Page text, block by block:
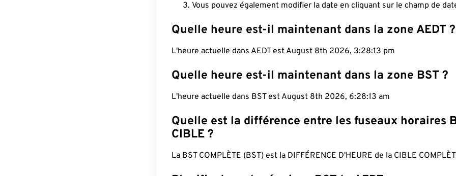
Vous pouvez également modifier la date en cliquant sur le champ de
Quelle heure est-il maintenant dans la zone AEDT ?
L'heure actuelle dans AEDT est August 8th 2026, 3:28:14 pm
Quelle heure est-il maintenant dans la zone BST ?
L'heure actuelle dans BST est August 8th 2026, 6:28:14 am
Quelle est la différence entre les fuseaux horaires
CIBLE ?
La BST COMPLÈTE (BST) est la DIFFÉRENCE D'HEURE de la CIBLE